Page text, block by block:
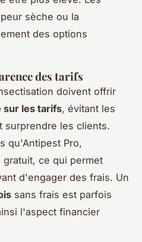
sèche ou la
des options
des tarifs
doivent offrir
sur les tarifs, évitant les
surprendre les clients.
qu'Antipest Pro,
ce qui permet
d'engager des frais. Un
sans frais est parfois
l'aspect financier